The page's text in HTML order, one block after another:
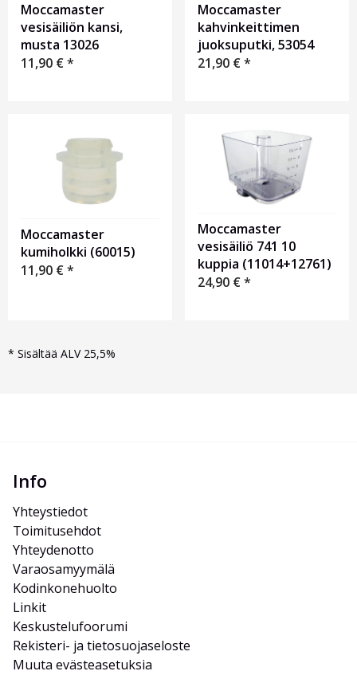
Moccamaster
vesisäiliön kansi,
musta 13026
11,90 €*
Moccamaster
kahvinkeittimen
juoksuputki, 53054
21,90 €*
Moccamaster
kumiholkki (60015)
11,90 €*
Moccamaster
vesisäiliö 741 10
kuppia (11014+12761)
24,90 €*
* Sisältää ALV 25,5%
Info
Yhteystiedot
Toimitusehdot
Yhteydenotto
Varaosamyymälä
Kodinkonehuolto
Linkit
Keskustelufoorumi
Rekisteri- ja tietosuojaseloste
Muuta evästeasetuksia